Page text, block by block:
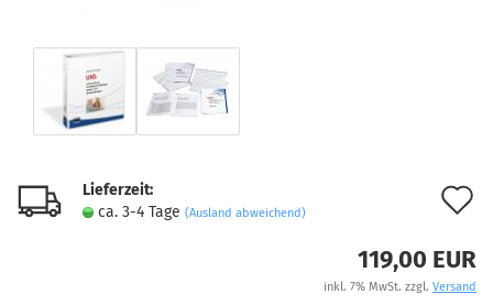
Lieferzeit:
ca. 3-4 Tage (Ausland abweichend)
119,00 EUR
inkl. 7% MwSt. zzgl. Versand